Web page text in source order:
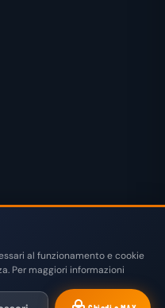
— Tutti i diritti riservati.
KLARNA SATISPAY
al funzionamento e cookie
Per maggiori informazioni